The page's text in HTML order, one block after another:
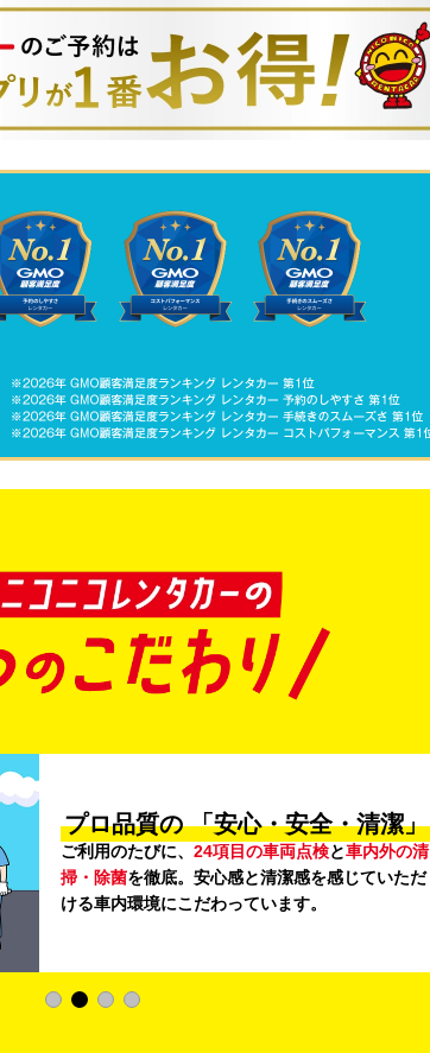
プロ品質の 「安心・安全・清潔」
ご利用のたびに、 24項目の車両点検と車内外の清
掃・除菌を徹底。安心感と清潔感を感じていただ
ける車内環境にこだわっています。